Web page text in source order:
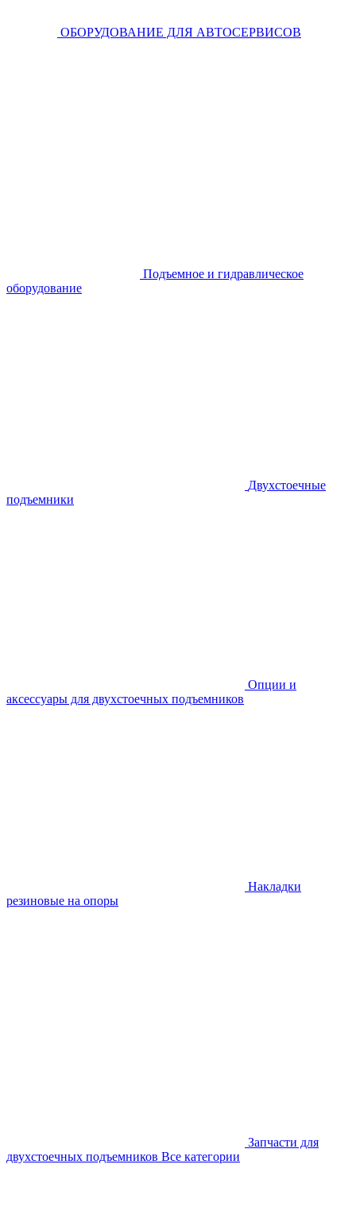
ОБОРУДОВАНИЕ ДЛЯ АВТОСЕРВИСОВ
Подъемное и гидравлическое
оборудование
Двухстоечные
подъемники
Опции и
аксессуары для двухстоечных подъемников
Накладки
резиновые на опоры
Запчасти для
двухстоечных подъемников Все категории